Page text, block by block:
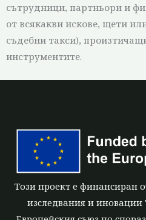
сътрудници, партньори и
от всякакви искове, щети
съдебни такси),
инструментите.
Този проект е финансиран
изследвания и